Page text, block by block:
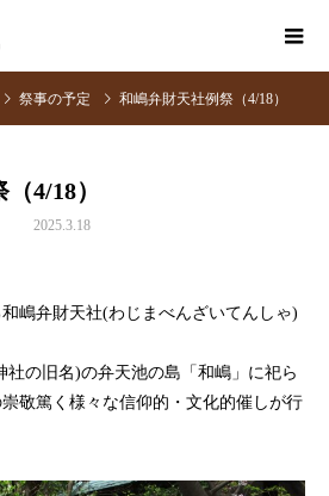
祭事の予定 和嶋弁財天社例祭（4/18）
4/18）
2025.3.18
嶋弁財天社(わじまべんざいてんしゃ)
社の旧名)の弁天池の島「和嶋」に祀ら
敬篤く様々な信仰的・文化的催しが行